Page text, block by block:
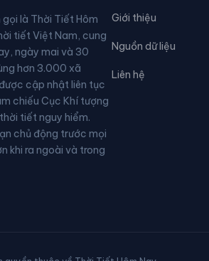
là Thời Tiết Hôm
tiết Việt Nam, cung
ngày mai và 30
hơn 3.000 xã
cập nhật liên tục
chiếu Cục Khí tượng
tiết nguy hiểm.
chủ động trước mọi
khi ra ngoài và trong
Giới thiệu
Nguồn dữ liệu
Liên hệ